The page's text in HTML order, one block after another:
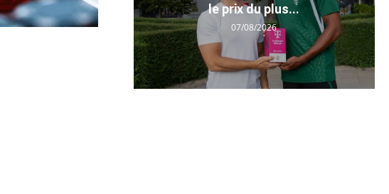
le prix du plus...
07/08/2026